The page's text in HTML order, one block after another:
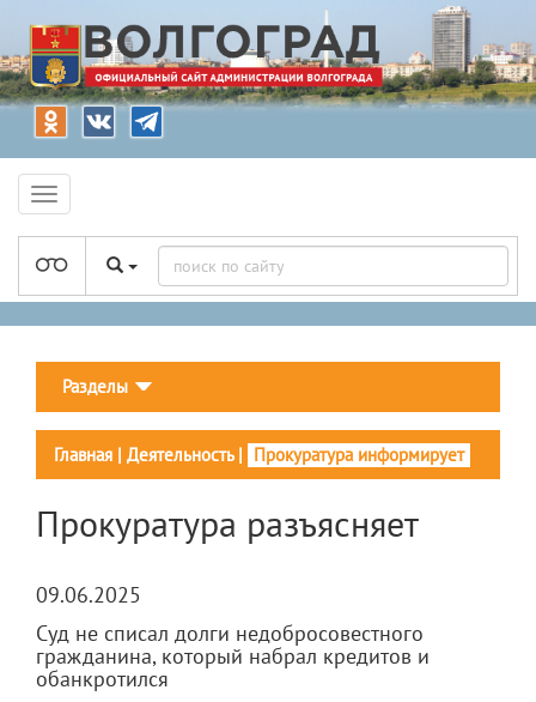
Разделы
Главная | Деятельность| Прокуратура информирует
Прокуратура разъясняет
09.06.2025
Суд не списал долги недобросовестного
гражданина, который набрал кредитов и
обанкротился